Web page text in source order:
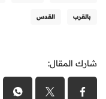
بالقرب القدس
شارك المقال: